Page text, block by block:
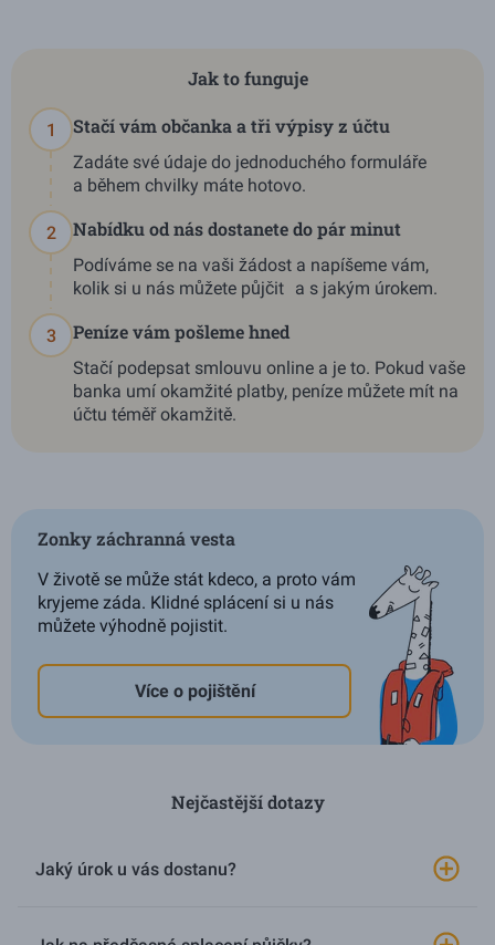
Jak to funguje
1 Stačí vám občanka a tři výpisy z účtu
Zadáte své údaje do jednoduchého formuláře
a během chvilky máte hotovo.
2 Nabídku od nás dostanete do pár minut
Podíváme se na vaši žádost a napíšeme vám,
kolik si u nás můžete půjčit a s jakým úrokem.
3 Peníze vám pošleme hned
Stačí podepsat smlouvu online a je to. Pokud vaše
banka umí okamžité platby, peníze můžete mít na
účtu téměř okamžitě.
Zonky záchranná vesta
V životě se může stát kdeco, a proto vám
kryjeme záda. Klidné splácení si u nás
můžete výhodně pojistit.
Více o pojištění
Nejčastější dotazy
Jaký úrok u vás dostanu?